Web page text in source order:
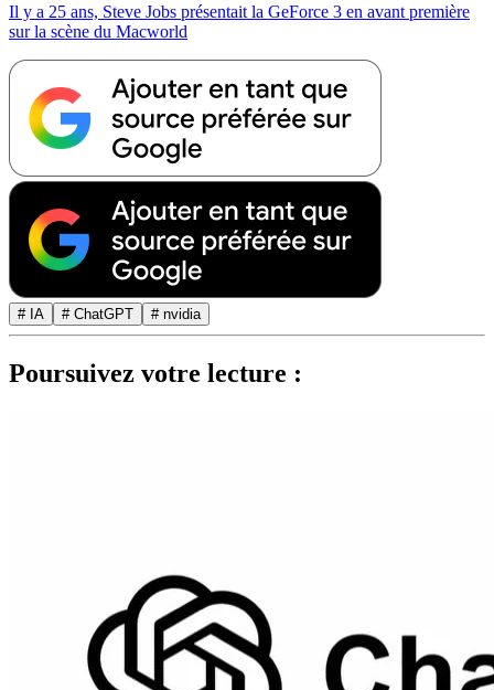
Il y a 25 ans, Steve Jobs présentait la GeForce 3 en avant première
sur la scène du Macworld
# IA # ChatGPT # nvidia
Poursuivez votre lecture :